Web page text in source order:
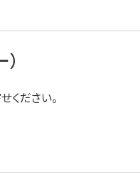
ください。